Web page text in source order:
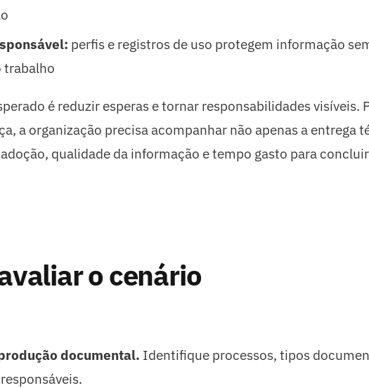
perfis e registros de uso protegem informação
trabalho
é reduzir esperas e tornar responsabilidades visíveis.
a organização precisa acompanhar não apenas a entrega
qualidade da informação e tempo gasto para
o cenário
documental. Identifique processos, tipos